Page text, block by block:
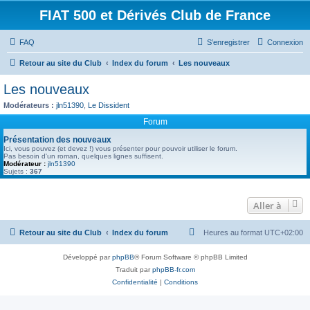
FIAT 500 et Dérivés Club de France
FAQ Connexion
S’enregistrer
Retour au site du Club Index du forum Les nouveaux
Les nouveaux
Modérateurs : jln51390 Le Dissident
Forum
Présentation des nouveaux
Ici, vous pouvez (et devez !) vous présenter pour pouvoir utiliser le forum.
Pas besoin d'un roman, quelques lignes suffisent.
Modérateur : jln51390
Sujets : 367
Aller à
Retour au site du Club Index du forum Heures au format UTC+02:00
Développé parphpBB® Forum Software © phpBB Limited
Traduit parphpBB-fr.com
Confidentialité | Conditions